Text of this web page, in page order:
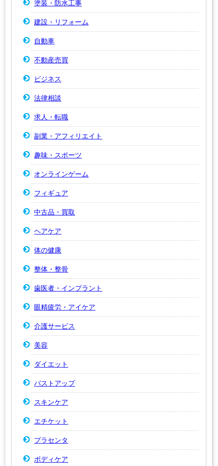
塗装・防水工事
建設・リフォーム
自動車
不動産売買
ビジネス
法律相談
求人・転職
副業・アフィリエイト
趣味・スポーツ
オンラインゲーム
フィギュア
中古品・買取
ヘアケア
体の健康
整体・整骨
歯医者・インプラント
眼精疲労・アイケア
介護サービス
美容
ダイエット
バストアップ
スキンケア
エチケット
プラセンタ
ボディケア